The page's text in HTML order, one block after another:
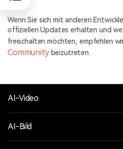
Wenn Sie sich mit anderen
offiziellen Updates erhalten und
freischalten möchten, empfehlen
Communitybeizutreten.
AI-Video
AI-Bild